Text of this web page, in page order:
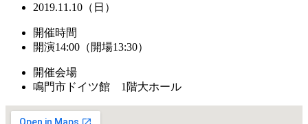
2019.11.10（日）
開催時間
開演14:00（開場13:30）
開催会場
鳴門市ドイツ館 1階大ホール